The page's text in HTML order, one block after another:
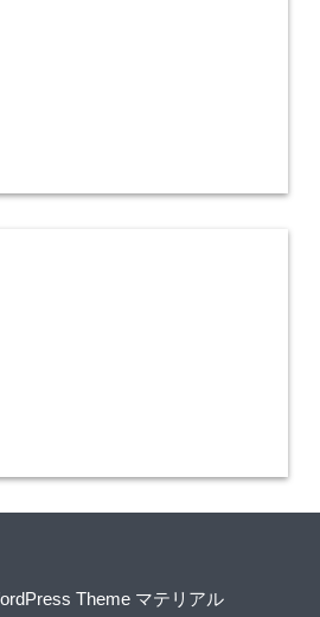
Theme マテリアル